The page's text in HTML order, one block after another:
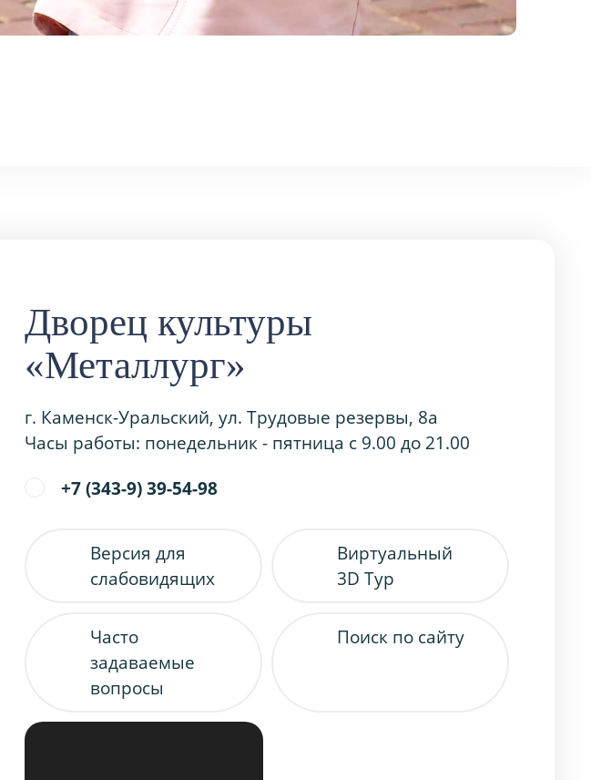
Дворец культуры
«Металлург»
г. Каменск-Уральский, ул. Трудовые резервы, 8а
Часы работы: понедельник - пятница с 9.00 до 21.00
+7 (343-9) 39-54-98
Версия для
слабовидящих
Виртуальный
3D Тур
Часто
задаваемые
вопросы
Поиск по сайту